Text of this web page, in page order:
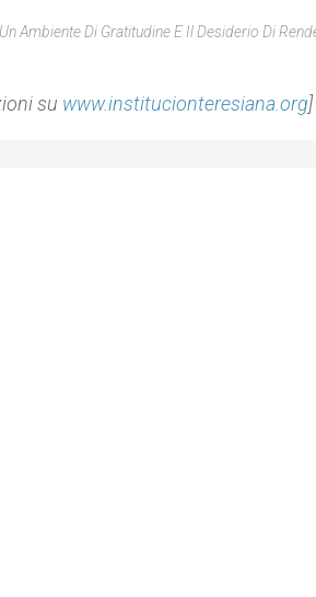
Ambiente Di Gratitudine E Il Desiderio Di
su www.institucionteresiana.org]